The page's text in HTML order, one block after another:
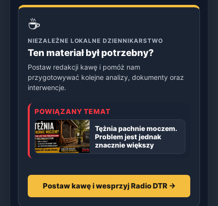
☕
NIEZALEŻNE LOKALNE DZIENNIKARSTWO
Ten materiał był potrzebny?
Postaw redakcji kawę i pomóż nam
przygotowywać kolejne analizy, dokumenty oraz
interwencje.
POWIĄZANY TEMAT
Tężnia pachnie moczem.
Problem jest jednak
znacznie większy
Postaw kawę i wesprzyj Radio DTR →